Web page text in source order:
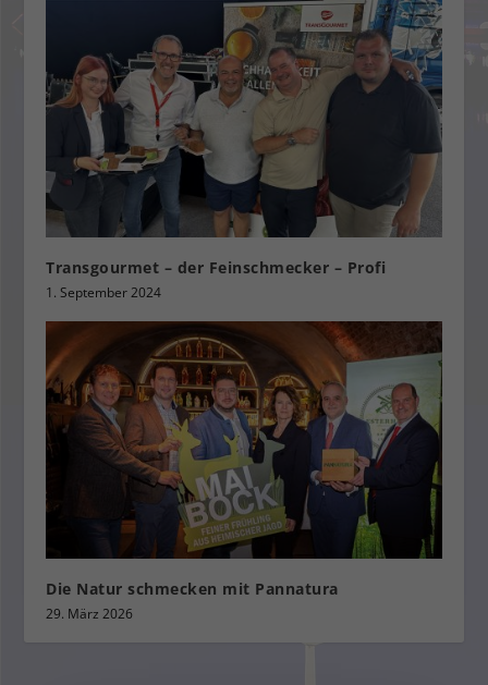
Transgourmet – der Feinschmecker – Profi
1. September 2024
Die Natur schmecken mit Pannatura
29. März 2026